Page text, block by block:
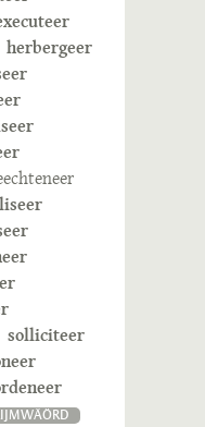
herbergeer
solliciteer